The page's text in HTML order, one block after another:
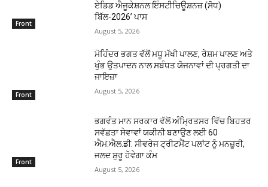
Front
ਏਡਿਡ ਐਜੂਕੇਸ਼ਨਲ ਇੰਸਟੀਚਿਊਸ਼ਨਜ਼ (ਸੋਧ)
ਬਿੱਲ-2026’ ਪਾਸ
August 5, 2026
Front
ਮੋਹਿੰਦਰ ਭਗਤ ਵੱਲੋਂ ਮਧੂ ਮੱਖੀ ਪਾਲਣ, ਰੇਸ਼ਮ ਪਾਲਣ ਅਤੇ
ਖੁੰਭ ਉਤਪਾਦਨ ਨਾਲ ਸਬੰਧਤ ਯੋਜਨਾਵਾਂ ਦੀ ਪ੍ਰਗਤੀ ਦਾ
ਜਾਇਜ਼ਾ
August 5, 2026
Front
ਭਗਵੰਤ ਮਾਨ ਸਰਕਾਰ ਵੱਲੋਂ ਅੰਮ੍ਰਿਤਸਰ ਵਿੱਚ ਬਿਹਤਰ
ਸਵੱਛਤਾ ਸੇਵਾਵਾਂ ਯਕੀਨੀ ਬਣਾਉਣ ਲਈ 60
ਐਮ.ਐਲ.ਡੀ. ਸੀਵਰੇਜ ਟ੍ਰੀਟਮੈਂਟ ਪਲਾਂਟ ਨੂੰ ਮਨਜ਼ੂਰੀ,
ਜਲਦ ਸ਼ੁਰੂ ਹੋਵੇਗਾ ਕੰਮ
August 5, 2026